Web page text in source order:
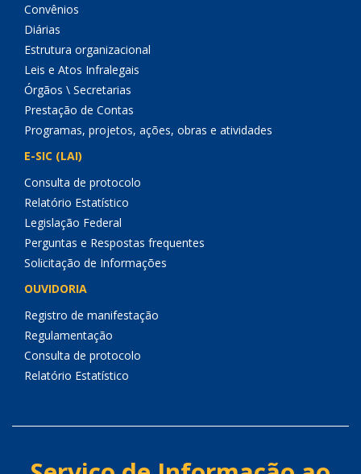
Convênios
Diárias
Estrutura organizacional
Leis e Atos Infralegais
Órgãos \ Secretarias
Prestação de Contas
Programas, projetos, ações, obras e atividades
E-SIC (LAI)
Consulta de protocolo
Relatório Estatístico
Legislação Federal
Perguntas e Respostas frequentes
Solicitação de Informações
OUVIDORIA
Registro de manifestação
Regulamentação
Consulta de protocolo
Relatório Estatístico